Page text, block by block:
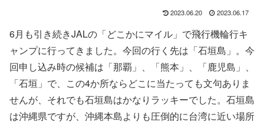
2023.06.20 2023.06.17
6月も引き続きJALの「どこかにマイル」で飛行機輪行キ
ャンプに行ってきました。今回の行く先は「石垣島」。今
回申し込み時の候補は「那覇」、「熊本」、「鹿児島」、
「石垣」で、この4か所ならどこに当たっても文句ありま
せんが、それでも石垣島はかなりラッキーでした。石垣島
は沖縄県ですが、沖縄本島よりも圧倒的に台湾に近い場所